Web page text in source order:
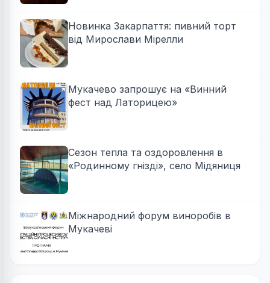
Новинка Закарпаття: пивний торт
від Мирослави Мірелли
Мукачево запрошує на «Винний
фест над Латорицею»
Сезон тепла та оздоровлення в
«Родинному гнізді», село Мідяниця
Міжнародний форум виноробів в
Мукачеві